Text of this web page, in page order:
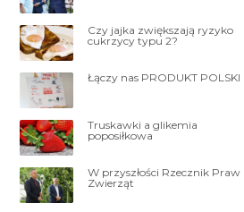
Czy jajka zwiększają ryzyko
cukrzycy typu 2?
Łączy nas PRODUKT POLSKI
Truskawki a glikemia
poposiłkowa
W przyszłości Rzecznik Praw
Zwierząt